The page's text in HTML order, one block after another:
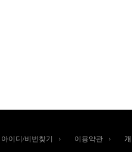
아이디/비번찾기 이용약관